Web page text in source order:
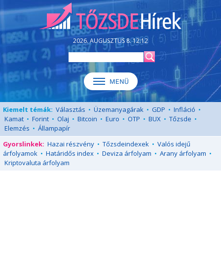
2026. AUGUSZTUS 8. 12:12
Kiemelt témák: Választás • Üzemanyagárak • GDP • Infláció •
Kamat • Forint • Olaj • Bitcoin • Euro • OTP • BUX • Tőzsde •
Elemzés • Állampapír
Gyorslinkek: Hazai részvény • Tőzsdeindexek • Valós idejű
árfolyamok • Határidős index • Deviza árfolyam • Arany árfolyam •
Kriptovaluta árfolyam